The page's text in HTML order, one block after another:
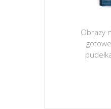
Obrazy